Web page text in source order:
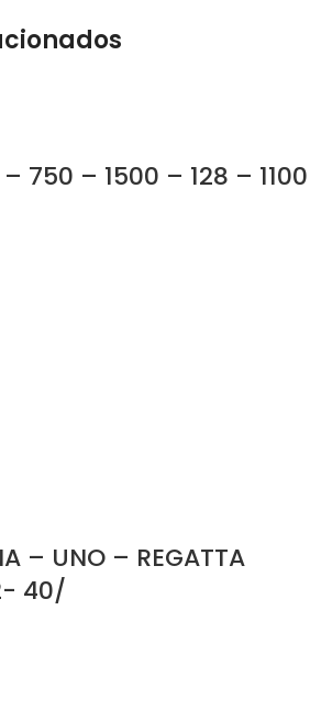
– 750 – 1500 – 128 – 1100
– UNO – REGATTA
40/